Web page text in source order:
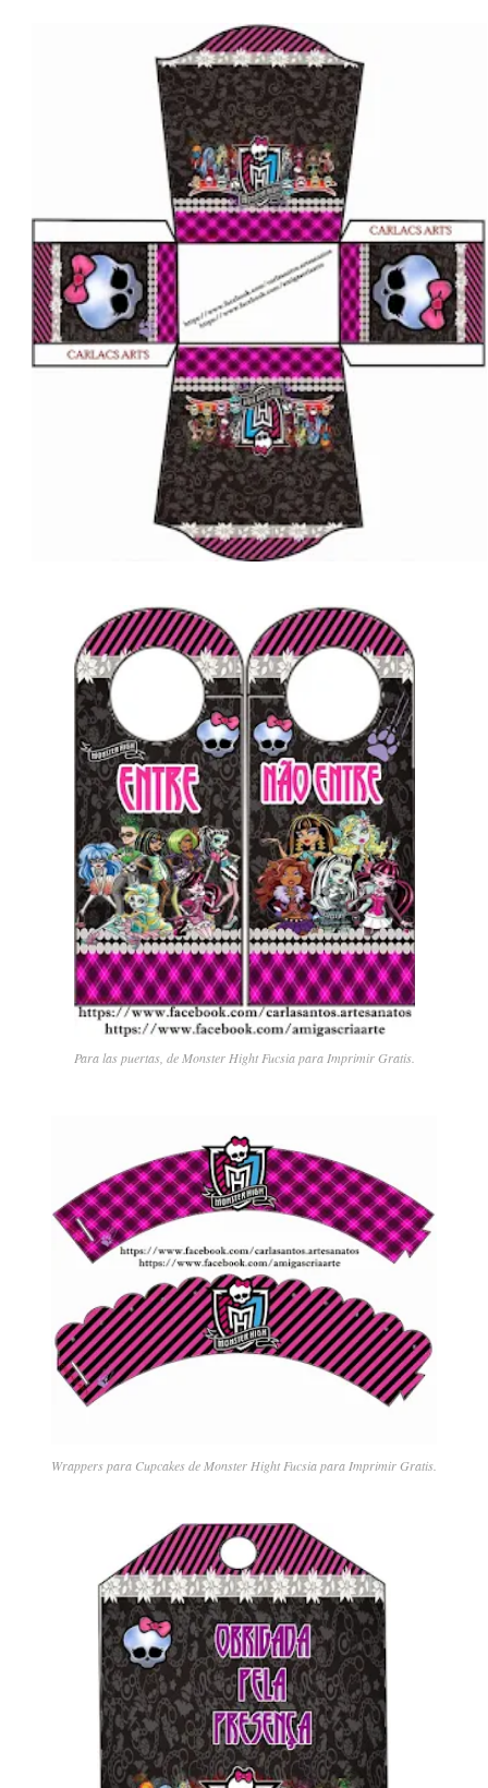
Para las puertas, de Monster Hight Fucsia para Imprimir Gratis.
Wrappers para Cupcakes de Monster Hight Fucsia para Imprimir Gratis.